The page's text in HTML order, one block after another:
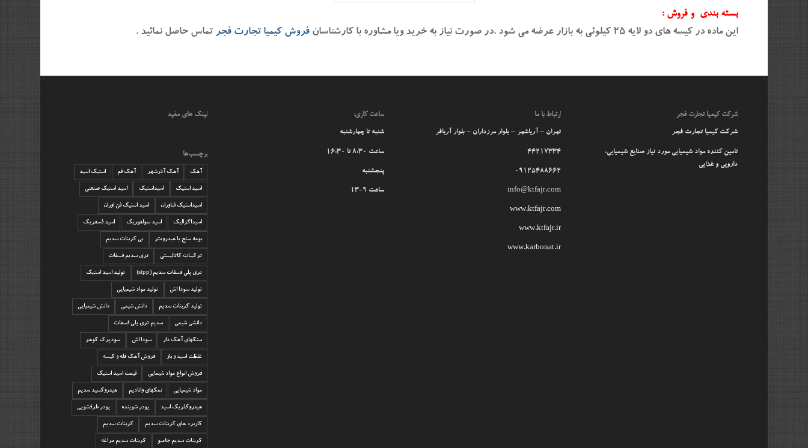
بسته بندی و فروش :
این ماده در کیسه های دو لایه 25 کیلوئی به بازار عرضه می شود .در صورت نیاز به خرید ویا مشاوره با کارشناسان
فروش کیمیا تجارت فجر تماس حاصل نمائید .
شرکت کیمیا تجارت فجر
شرکت کیمیا تجارت فجر
تامین کننده مواد شیمیایی مورد نیاز صنایع شیمیایی،
دارویی و غذایی
ارتباط با ما
تهران – آریاشهر – بلوار مرزداران – بلوار آریافر
44217334
09125488662
info@ktfajr.com
www.ktfajr.com
www.ktfajr.ir
www.karbonat.ir
ساعت کاری:
شنبه تا چهارشنبه
ساعت 8:30 تا 16:30
پنجشنبه
ساعت 9-13
لینک های مفید
برچسب‌ها
آهک آهک آذرشهر آهک قم استیک اسید
اسید استیک اسیداستیک اسید استیک صنعتی
اسیداستیک فناوران اسید استیک فن اوران
اسیداگزالیک اسید سولفوریک اسید فسفریک
بومه سنج یا هیدرومتر بی کربنات سدیم
ترکیبات کاتالیستی تری سدیم فسفات
تری پلی فسفات سدیم (stpp) تولید اسید استیک
تولید سودا اش تولید مواد شیمیایی
تولید کربنات سدیم دانش شیمی دانش شیمیایی
دانشی شیمی سدیم تری پلی فسفات
سنگهای آهک دار سودا اش سودپرک گوهر
غلظت اسید و باز فروش آهک فله و کیسه
فروش انواع مواد شیمایی قیمت اسید استیک
مواد شیمیایی نمکهای وانادیم هیدروکسید سدیم
هیدروکلریک اسید پودر شوینده پودر ظرفشویی
کاربرد های کربنات سدیم کربنات سدیم
کربنات سدیم جامبو کربنات سدیم مراغه